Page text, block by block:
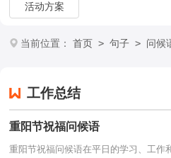
活动方案
当前位置： 首页 > 句子 > 问候
工作总结
重阳节祝福问候语
重阳节祝福问候语在平日的学习、工作